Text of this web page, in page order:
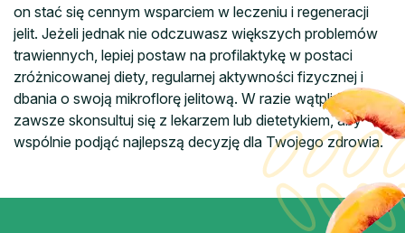
on stać się cennym wsparciem w leczeniu i regeneracji
jelit. Jeżeli jednak nie odczuwasz większych problemów
trawiennych, lepiej postaw na profilaktykę w postaci
zróżnicowanej diety, regularnej aktywności fizycznej i
dbania o swoją mikroflorę jelitową. W razie wątpliwości
zawsze skonsultuj się z lekarzem lub dietetykiem, aby
wspólnie podjąć najlepszą decyzję dla Twojego zdrowia.